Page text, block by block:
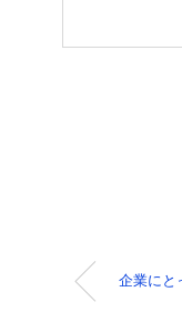
企業にと